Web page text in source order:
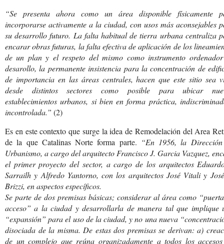
“Se presenta ahora como un área disponible físicamente
incorporarse activamente a la ciudad, con usos más aconsejables
su desarrollo futuro. La falta habitual de tierra urbana centraliza
encarar obras futuras, la falta efectiva de aplicación de los
de un plan y el respeto del mismo como instrumento
desarollo, la permanente insistencia para la concentración de
de importancia en las áreas centrales, hacen que este sitio sea
desde distintos sectores como posible para ubicar
establecimientos urbanos, si bien en forma práctica,
incontrolada.” (2)
Es en este contexto que surge la idea de Remodelación del Area
de la que Catalinas Norte forma parte. “En 1956, la
Urbanismo, a cargo del arquitecto Francisco J. Garcia Vazquez,
el primer proyecto del sector, a cargo de los arquitectos
Sarrailh y Alfredo Yantorno, con los arquitectos José Vitali y
Brizzi, en aspectos específicos.
Se parte de dos premisas básicas; considerar al área como
acceso” a la ciudad y desarrollarla de manera tal que implique
“expansión” para el uso de la ciudad, y no una nueva
disociada de la misma. De estas dos premisas se derivan: a)
de un complejo que reúna organizadamente a todos los